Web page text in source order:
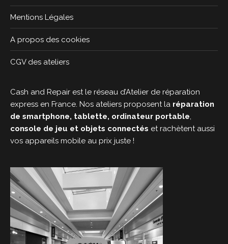
Mentions Légales
A propos des cookies
CGV des ateliers
Cash and Repair est le réseau d’Atelier de réparation
express en France. Nos ateliers proposent la réparation
de smartphone, tablette, ordinateur portable,
console de jeu et objets connectés et rachètent aussi
vos appareils mobile au prix juste !